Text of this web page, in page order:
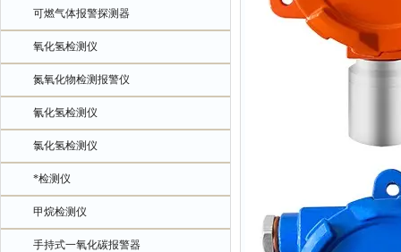
可燃气体报警探测器
氧化氢检测仪
氮氧化物检测报警仪
氰化氢检测仪
氯化氢检测仪
*检测仪
甲烷检测仪
手持式一氧化碳报警器